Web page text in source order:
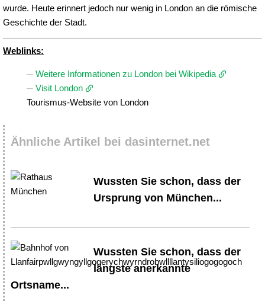
wurde. Heute erinnert jedoch nur wenig in London an die römische
Geschichte der Stadt.
Weblinks:
Weitere Informationen zu London bei Wikipedia
Visit London
Tourismus-Website von London
Ähnliche Artikel bei dasinternet.net
Wussten Sie schon, dass der
Ursprung von München...
Wussten Sie schon, dass der
längste anerkannte
Ortsname...